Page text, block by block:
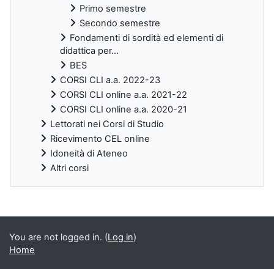
Primo semestre
Secondo semestre
Fondamenti di sordità ed elementi di
didattica per...
BES
CORSI CLI a.a. 2022-23
CORSI CLI online a.a. 2021-22
CORSI CLI online a.a. 2020-21
Lettorati nei Corsi di Studio
Ricevimento CEL online
Idoneità di Ateneo
Altri corsi
Supplementary blocks
You are not logged in. (Log in)
Home